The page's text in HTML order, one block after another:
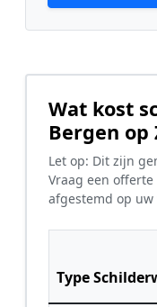
Wat kost
Bergen op
Let op: Dit zijn
Vraag een
afgestemd op
Type